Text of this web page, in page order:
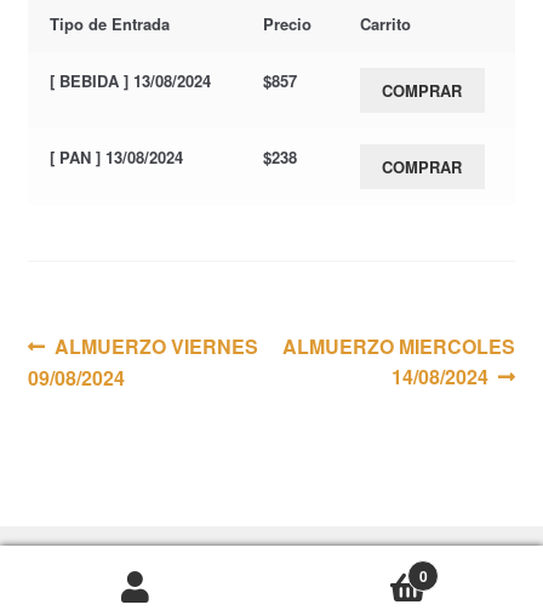
Tipo de Entrada Precio Carrito
[ BEBIDA ] 13/08/2024 $857 COMPRAR
[ PAN ] 13/08/2024 $238 COMPRAR
Navegación
de
Anterior:
ALMUERZO VIERNES
09/08/2024
Siguiente:
ALMUERZO MIERCOLES
14/08/2024
0